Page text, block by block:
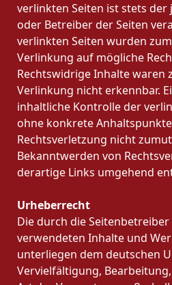
verlinkten Seiten ist stets der
oder Betreiber der Seiten
verlinkten Seiten wurden
Verlinkung auf mögliche
Rechtswidrige Inhalte waren
Verlinkung nicht erkennbar.
inhaltliche Kontrolle der
ohne konkrete
Rechtsverletzung nicht
Bekanntwerden von
derartige Links umgehend
Urheberrecht
Die durch die
verwendeten Inhalte und
unterliegen dem deutschen
Vervielfältigung,